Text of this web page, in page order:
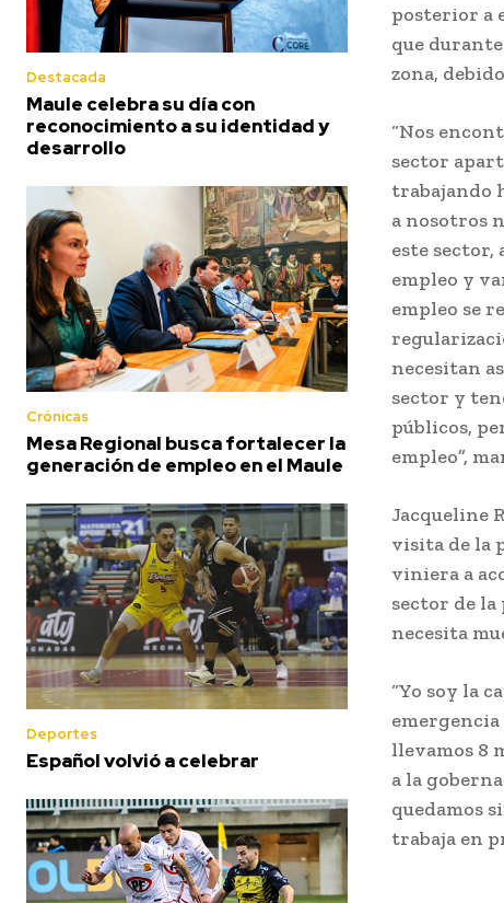
Destacada
Maule celebra su día con
reconocimiento a su identidad y
desarrollo
Crónicas
Mesa Regional busca fortalecer la
generación de empleo en el Maule
Deportes
Español volvió a celebrar
posterior a
que
zona,
“Nos
sector
trabajando
a nosotros
este sector,
empleo y
empleo se
necesitan
sector y
públicos,
empleo”,
Jacqueline
visita de la
viniera a
sector de
necesita
“Yo soy la
emergencia
llevamos 8
a la
quedamos
trabaja en